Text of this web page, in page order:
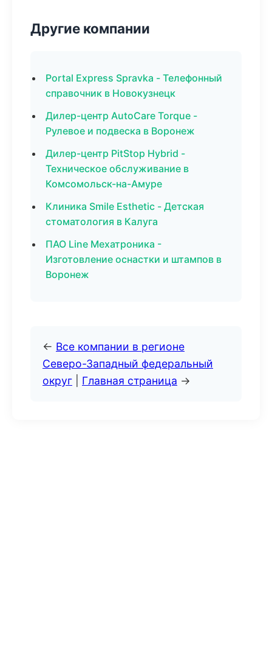
Другие компании
Portal Express Spravka - Телефонный
справочник в Новокузнецк
Дилер-центр AutoCare Torque -
Рулевое и подвеска в Воронеж
Дилер-центр PitStop Hybrid -
Техническое обслуживание в
Комсомольск-на-Амуре
Клиника Smile Esthetic - Детская
стоматология в Калуга
ПАО Line Мехатроника -
Изготовление оснастки и штампов в
Воронеж
← Все компании в регионе
Северо-Западный федеральный
округ
Главная страница →